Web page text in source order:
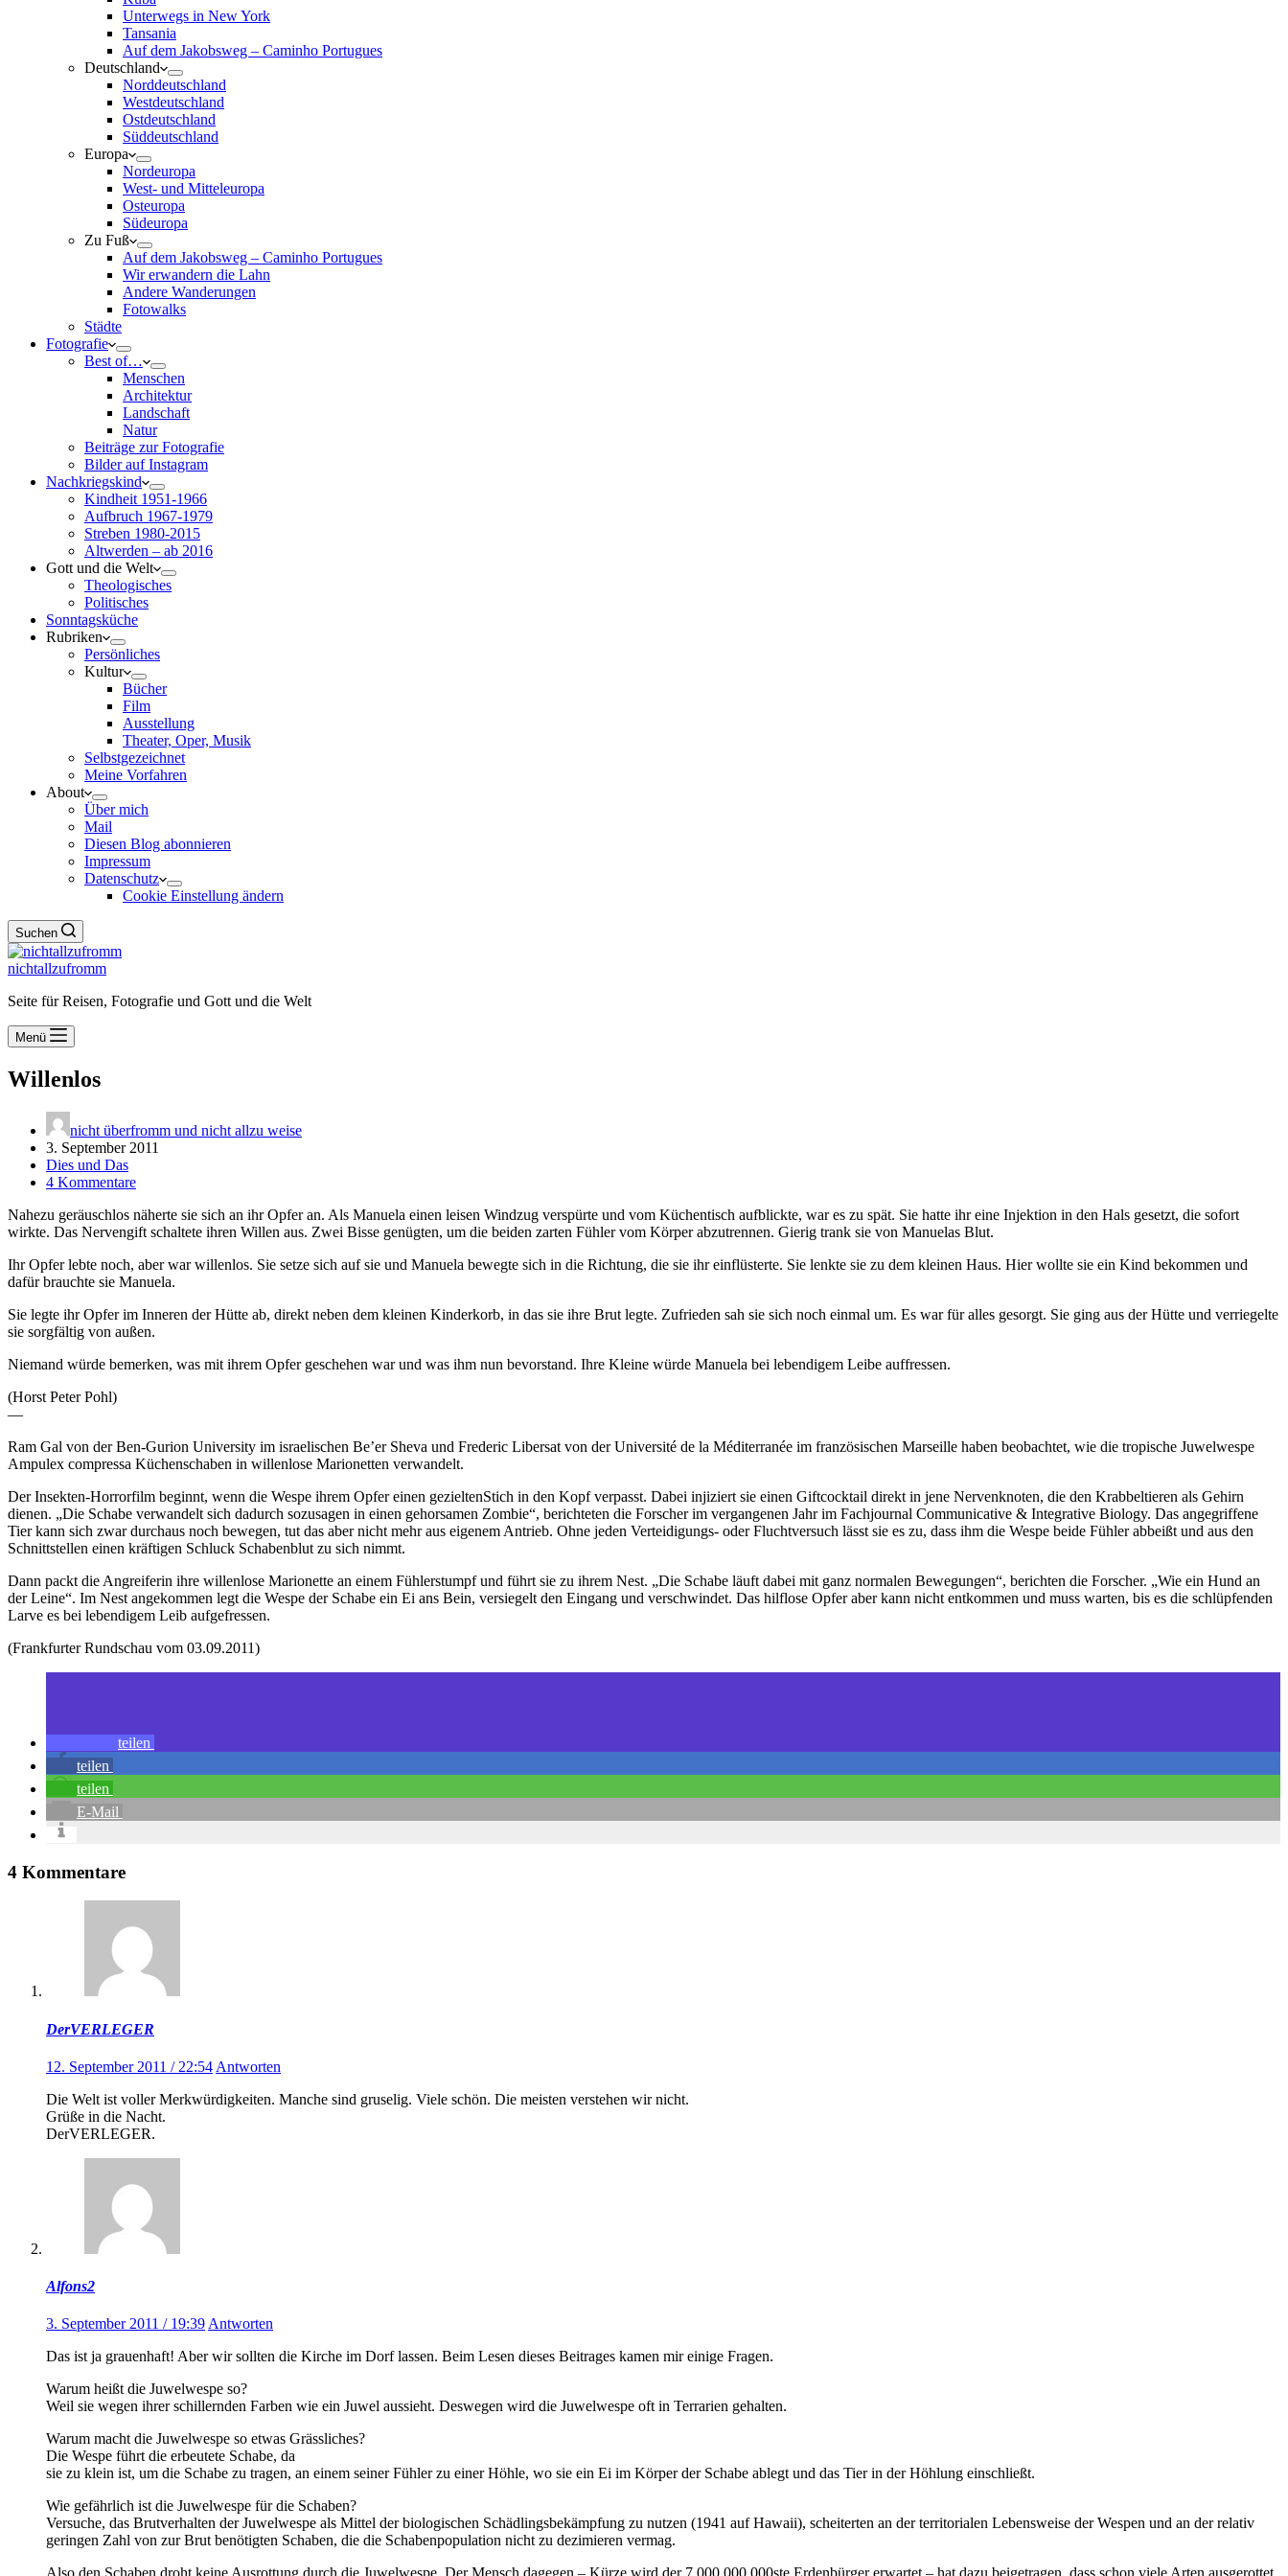
Unterwegs in New York
Tansania
Auf dem Jakobsweg – Caminho Portugues
Deutschland
Norddeutschland
Westdeutschland
Ostdeutschland
Süddeutschland
Europa
Nordeuropa
West- und Mitteleuropa
Osteuropa
Südeuropa
Zu Fuß
Auf dem Jakobsweg – Caminho Portugues
Wir erwandern die Lahn
Andere Wanderungen
Fotowalks
Städte
Fotografie
Best of…
Menschen
Architektur
Landschaft
Natur
Beiträge zur Fotografie
Bilder auf Instagram
Nachkriegskind
Kindheit 1951-1966
Aufbruch 1967-1979
Streben 1980-2015
Altwerden – ab 2016
Gott und die Welt
Theologisches
Politisches
Sonntagsküche
Rubriken
Persönliches
Kultur
Bücher
Film
Ausstellung
Theater, Oper, Musik
Selbstgezeichnet
Meine Vorfahren
About
Über mich
Mail
Diesen Blog abonnieren
Impressum
Datenschutz
Cookie Einstellung ändern
Suchen
nichtallzufromm
Seite für Reisen, Fotografie und Gott und die Welt
Menü
Willenlos
nicht überfromm und nicht allzu weise
3. September 2011
Dies und Das
4 Kommentare
Nahezu geräuschlos näherte sie sich an ihr Opfer an. Als Manuela einen leisen Windzug verspürte und vom Küchentisch aufblickte, war es zu spät. Sie hatte ihr eine Injektion in den Hals gesetzt, die sofort
wirkte. Das Nervengift schaltete ihren Willen aus. Zwei Bisse genügten, um die beiden zarten Fühler vom Körper abzutrennen. Gierig trank sie von Manuelas Blut.
Ihr Opfer lebte noch, aber war willenlos. Sie setze sich auf sie und Manuela bewegte sich in die Richtung, die sie ihr einflüsterte. Sie lenkte sie zu dem kleinen Haus. Hier wollte sie ein Kind bekommen und
dafür brauchte sie Manuela.
Sie legte ihr Opfer im Inneren der Hütte ab, direkt neben dem kleinen Kinderkorb, in das sie ihre Brut legte. Zufrieden sah sie sich noch einmal um. Es war für alles gesorgt. Sie ging aus der Hütte und verriegelte
sie sorgfältig von außen.
Niemand würde bemerken, was mit ihrem Opfer geschehen war und was ihm nun bevorstand. Ihre Kleine würde Manuela bei lebendigem Leibe auffressen.
(Horst Peter Pohl)
—
Ram Gal von der Ben-Gurion University im israelischen Be’er Sheva und Frederic Libersat von der Université de la Méditerranée im französischen Marseille haben beobachtet, wie die tropische Juwelwespe
Ampulex compressa Küchenschaben in willenlose Marionetten verwandelt.
Der Insekten-Horrorfilm beginnt, wenn die Wespe ihrem Opfer einen gezieltenStich in den Kopf verpasst. Dabei injiziert sie einen Giftcocktail direkt in jene Nervenknoten, die den Krabbeltieren als Gehirn
dienen. „Die Schabe verwandelt sich dadurch sozusagen in einen gehorsamen Zombie“, berichteten die Forscher im vergangenen Jahr im Fachjournal Communicative & Integrative Biology. Das angegriffene
Tier kann sich zwar durchaus noch bewegen, tut das aber nicht mehr aus eigenem Antrieb. Ohne jeden Verteidigungs- oder Fluchtversuch lässt sie es zu, dass ihm die Wespe beide Fühler abbeißt und aus den
Schnittstellen einen kräftigen Schluck Schabenblut zu sich nimmt.
Dann packt die Angreiferin ihre willenlose Marionette an einem Fühlerstumpf und führt sie zu ihrem Nest. „Die Schabe läuft dabei mit ganz normalen Bewegungen“, berichten die Forscher. „Wie ein Hund an
der Leine“. Im Nest angekommen legt die Wespe der Schabe ein Ei ans Bein, versiegelt den Eingang und verschwindet. Das hilflose Opfer aber kann nicht entkommen und muss warten, bis es die schlüpfenden
Larve es bei lebendigem Leib aufgefressen.
(Frankfurter Rundschau vom 03.09.2011)
teilen
teilen
teilen
E-Mail
4 Kommentare
DerVERLEGER
12. September 2011 / 22:54 Antworten
Die Welt ist voller Merkwürdigkeiten. Manche sind gruselig. Viele schön. Die meisten verstehen wir nicht.
Grüße in die Nacht.
DerVERLEGER.
Alfons2
3. September 2011 / 19:39 Antworten
Das ist ja grauenhaft! Aber wir sollten die Kirche im Dorf lassen. Beim Lesen dieses Beitrages kamen mir einige Fragen.
Warum heißt die Juwelwespe so?
Weil sie wegen ihrer schillernden Farben wie ein Juwel aussieht. Deswegen wird die Juwelwespe oft in Terrarien gehalten.
Warum macht die Juwelwespe so etwas Grässliches?
Die Wespe führt die erbeutete Schabe, da
sie zu klein ist, um die Schabe zu tragen, an einem seiner Fühler zu einer Höhle, wo sie ein Ei im Körper der Schabe ablegt und das Tier in der Höhlung einschließt.
Wie gefährlich ist die Juwelwespe für die Schaben?
Versuche, das Brutverhalten der Juwelwespe als Mittel der biologischen Schädlingsbekämpfung zu nutzen (1941 auf Hawaii), scheiterten an der territorialen Lebensweise der Wespen und an der relativ
geringen Zahl von zur Brut benötigten Schaben, die die Schabenpopulation nicht zu dezimieren vermag.